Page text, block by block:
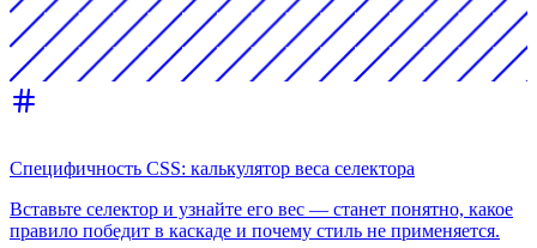
Специфичность CSS: калькулятор веса селектора
Вставьте селектор и узнайте его вес — станет понятно, какое
правило победит в каскаде и почему стиль не применяется.